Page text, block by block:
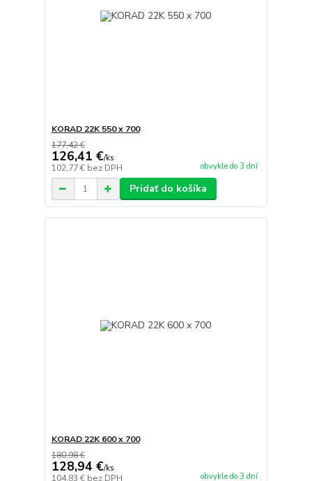
KORAD 22K 550 x 700
177,42 €
126,41 €/ks
102,77 € bez DPH obvykle do 3 dní
Pridať do košíka
KORAD 22K 600 x 700
180,98 €
128,94 €/ks
104,83 € bez DPH obvykle do 3 dní